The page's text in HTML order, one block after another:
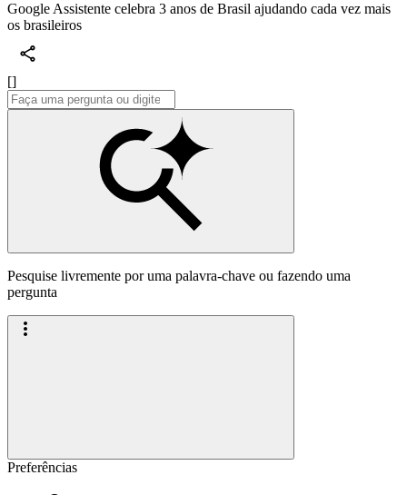
Google Assistente celebra 3 anos de Brasil ajudando cada vez mais
os brasileiros
[]
Pesquise livremente por uma palavra-chave ou fazendo uma
pergunta
Preferências